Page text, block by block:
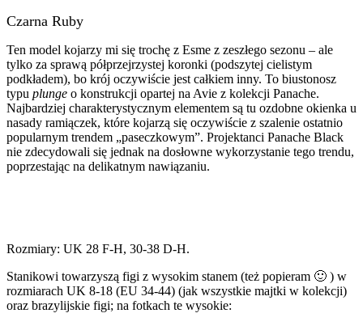
Czarna Ruby
Ten model kojarzy mi się trochę z Esme z zeszłego sezonu – ale
tylko za sprawą półprzejrzystej koronki (podszytej cielistym
podkładem), bo krój oczywiście jest całkiem inny. To biustonosz
typu plunge o konstrukcji opartej na Avie z kolekcji Panache.
Najbardziej charakterystycznym elementem są tu ozdobne okienka u
nasady ramiączek, które kojarzą się oczywiście z szalenie ostatnio
popularnym trendem „paseczkowym”. Projektanci Panache Black
nie zdecydowali się jednak na dosłowne wykorzystanie tego trendu,
poprzestając na delikatnym nawiązaniu.
Rozmiary: UK 28 F-H, 30-38 D-H.
Stanikowi towarzyszą figi z wysokim stanem (też popieram 🙂 ) w
rozmiarach UK 8-18 (EU 34-44) (jak wszystkie majtki w kolekcji)
oraz brazylijskie figi; na fotkach te wysokie: